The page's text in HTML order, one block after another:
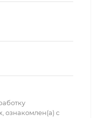
ознакомлен(а) с